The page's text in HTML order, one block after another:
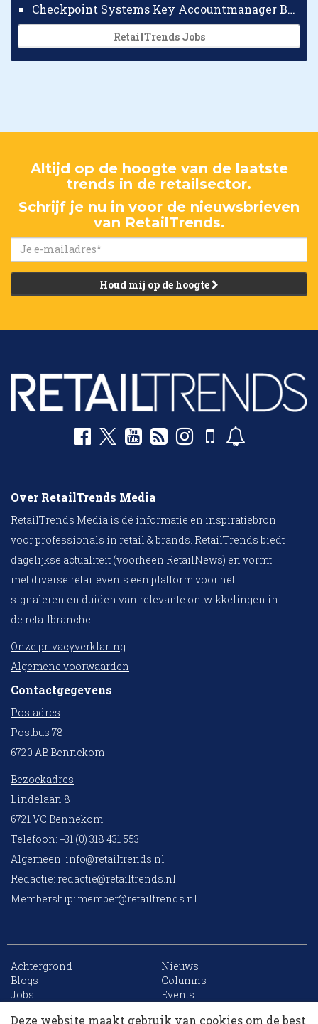
Checkpoint Systems Key Accountmanager Benelux
RetailTrends Jobs
Altijd op de hoogte van de laatste
trends in de retailsector.
Schrijf je nu in voor de nieuwsbrieven
van RetailTrends.
Houd mij op de hoogte
Over RetailTrends Media
RetailTrends Media is dé informatie en inspiratiebron
voor professionals in retail & brands. RetailTrends biedt
dagelijkse actualiteit (voorheen RetailNews) en vormt
met diverse retailevents een platform voor het
signaleren en duiden van relevante ontwikkelingen in
de retailbranche.
Onze privacyverklaring
Algemene voorwaarden
Contactgegevens
Postadres
Postbus 78
6720 AB Bennekom
Bezoekadres
Lindelaan 8
6721 VC Bennekom
Telefoon: +31 (0) 318 431 553
Algemeen: info@retailtrends.nl
Redactie: redactie@retailtrends.nl
Membership: member@retailtrends.nl
Achtergrond
Nieuws
Blogs
Columns
Jobs
Events
Deze website maakt gebruik van cookies om de best